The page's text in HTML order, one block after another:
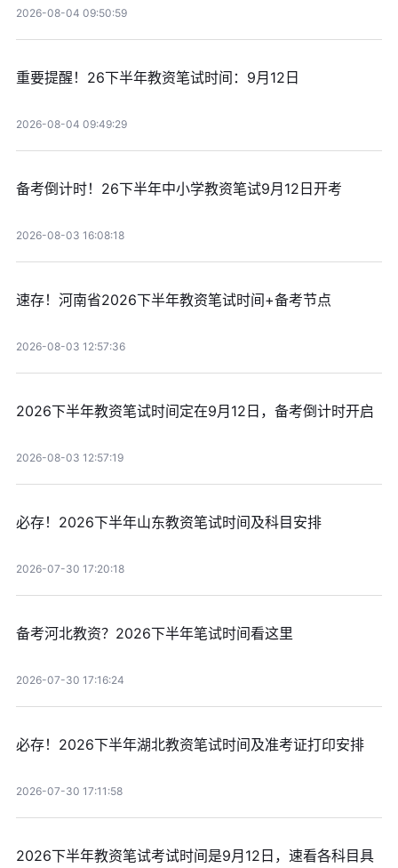
2026-08-04 09:50:59
重要提醒！26下半年教资笔试时间：9月12日
2026-08-04 09:49:29
备考倒计时！26下半年中小学教资笔试9月12日开考
2026-08-03 16:08:18
速存！河南省2026下半年教资笔试时间+备考节点
2026-08-03 12:57:36
2026下半年教资笔试时间定在9月12日，备考倒计时开启
2026-08-03 12:57:19
必存！2026下半年山东教资笔试时间及科目安排
2026-07-30 17:20:18
备考河北教资？2026下半年笔试时间看这里
2026-07-30 17:16:24
必存！2026下半年湖北教资笔试时间及准考证打印安排
2026-07-30 17:11:58
2026下半年教资笔试考试时间是9月12日，速看各科目具